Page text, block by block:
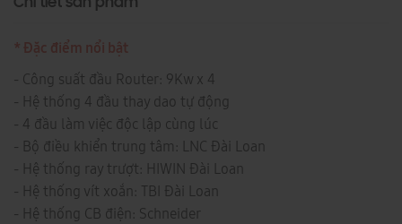
Chi tiết sản phẩm
* Đặc điểm nổi bật
- Công suất đầu Router: 9Kw x 4
- Hệ thống 4 đầu thay dao tự động
- 4 đầu làm việc độc lập cùng lúc
- Bộ điều khiển trung tâm: LNC Đài Loan
- Hệ thống ray trượt: HIWIN Đài Loan
- Hệ thống vít xoắn: TBI Đài Loan
- Hệ thống CB điện: Schneider